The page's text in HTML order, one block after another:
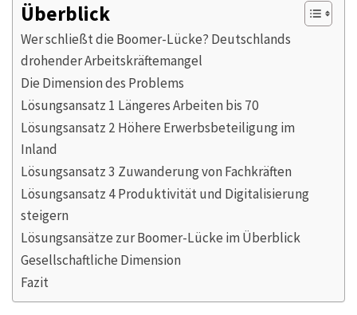
Überblick
Wer schließt die Boomer-Lücke? Deutschlands
drohender Arbeitskräftemangel
Die Dimension des Problems
Lösungsansatz 1 Längeres Arbeiten bis 70
Lösungsansatz 2 Höhere Erwerbsbeteiligung im
Inland
Lösungsansatz 3 Zuwanderung von Fachkräften
Lösungsansatz 4 Produktivität und Digitalisierung
steigern
Lösungsansätze zur Boomer-Lücke im Überblick
Gesellschaftliche Dimension
Fazit